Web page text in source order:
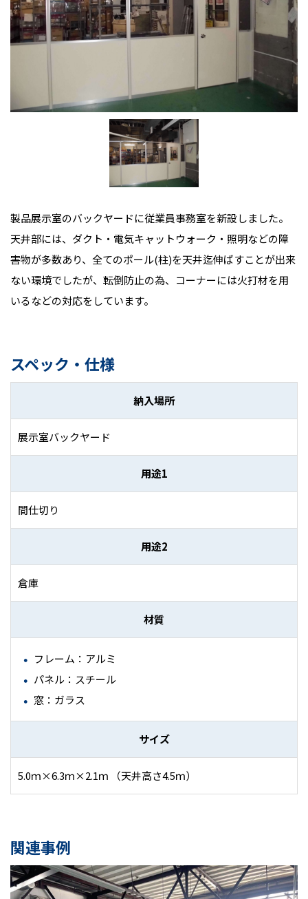
製品展示室のバックヤードに従業員事務室を新設しました。
天井部には、ダクト・電気キャットウォーク・照明などの障
害物が多数あり、全てのポール(柱)を天井迄伸ばすことが出来
ない環境でしたが、転倒防止の為、コーナーには火打材を用
いるなどの対応をしています。
スペック・仕様
納入場所
展示室バックヤード
用途1
間仕切り
用途2
倉庫
材質
フレーム：アルミ
パネル：スチール
窓：ガラス
サイズ
5.0ｍ×6.3ｍ×2.1ｍ （天井高さ4.5ｍ）
関連事例